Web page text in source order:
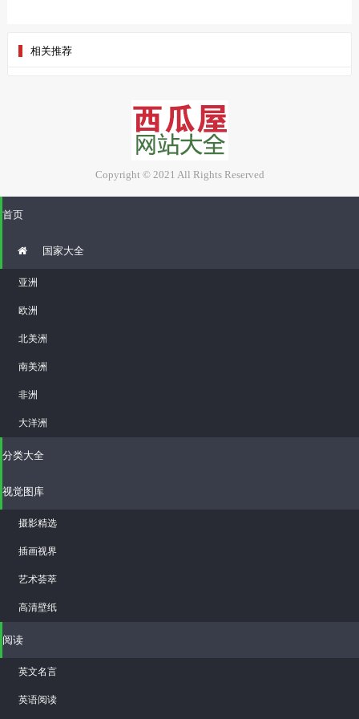
相关推荐
Copyright © 2021 All Rights Reserved
首页
国家大全
亚洲
欧洲
北美洲
南美洲
非洲
大洋洲
分类大全
视觉图库
摄影精选
插画视界
艺术荟萃
高清壁纸
阅读
英文名言
英语阅读